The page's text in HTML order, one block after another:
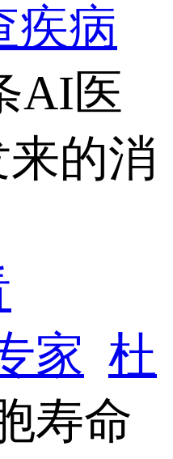
疾病
AI医
的消
家 杜
寿命